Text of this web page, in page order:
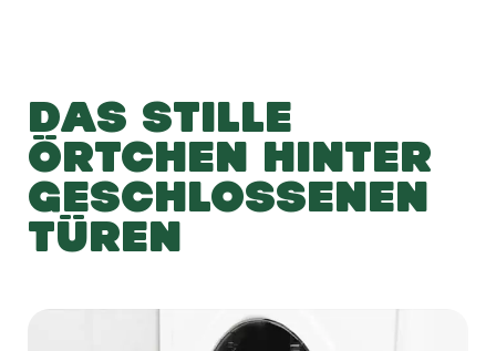
DAS STILLE
ÖRTCHEN HINTER
GESCHLOSSENEN
TÜREN